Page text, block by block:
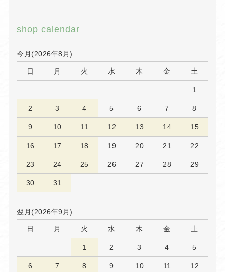
shop calendar
今月(2026年8月)
日 月 火 水 木 金 土
1
2 3 4 5 6 7 8
9 10 11 12 13 14 15
16 17 18 19 20 21 22
23 24 25 26 27 28 29
30 31
翌月(2026年9月)
日 月 火 水 木 金 土
1 2 3 4 5
6 7 8 9 10 11 12